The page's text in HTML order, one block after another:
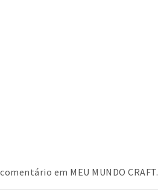
em MEU MUNDO CRAFT.